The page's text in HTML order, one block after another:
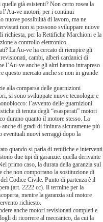
già esistenti? Non certo rosea la
l’Au-ve motori, per i continui
nuove possibilità di lavoro, ma ne
non si possono sviluppare nuove
richiesta, per la Rettifiche Marchioni e la
a controllo elettronico.
La Au-ve ha cercato di riempire gli
cambi, alberi cardanici di
l’Au-ve anche gli altri hanno intrapreso
questo mercato anche se non in grande
alla comparsa delle guarnizioni
si sono sviluppate nuove tecnologie e
l’avvento delle guarnizioni
di tenuta degli “esasperati” motori
durano quanto il motore stesso. La
di gradi di finitura sicuramente più
eventuali nuovi serraggi dopo la
quando si parla di rettifiche e interventi
due tipi di garanzie: quella derivante
primo caso, la durata della garanzia sul
che non comportano la sostituzione di
Codice Civile. Punto di partenza è il
(art. 2222 cc). Il termine per la
mentre la garanzia sul motore
richiesto.
anche motori revisionati completi e
di ricorrere al meccanico, da cui la